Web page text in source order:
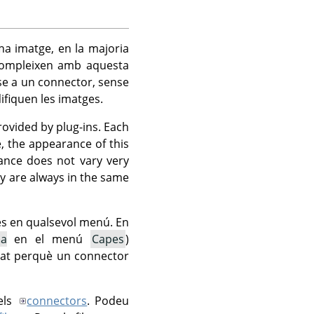
imatge, en la majoria
amb aquesta
a un connector, sense
les imatges.
by plug-ins. Each
the appearance of this
does not vary very
are always in the same
en qualsevol menú. En
en el menú Capes)
perquè un connector
connectors. Podeu